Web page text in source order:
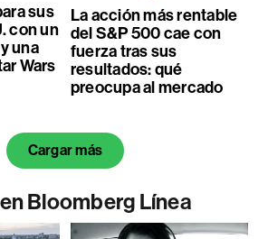
sus
con un
una
Wars
La acción más rentable
del S&P 500 cae con
fuerza tras sus
resultados: qué
preocupa al mercado
Cargar más
Bloomberg Línea